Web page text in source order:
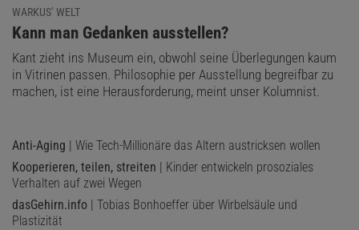
WARKUS’ WELT
:
Kann man Gedanken ausstellen?
Kant zieht ins Museum ein, obwohl seine Überlegungen kaum
in Vitrinen passen. Philosophie per Ausstellung begreifbar zu
machen, ist eine Herausforderung, meint unser Kolumnist.
Anti-Aging | Wie Tech-Millionäre das Altern austricksen wollen
Kooperieren, teilen, streiten | Kinder entwickeln prosoziales
Verhalten auf zwei Wegen
dasGehirn.info | Tobias Bonhoeffer über Wirbelsäule und
Plastizität